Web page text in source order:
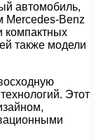
автомобиль,
Mercedes-Benz
компактных
также модели
Этот